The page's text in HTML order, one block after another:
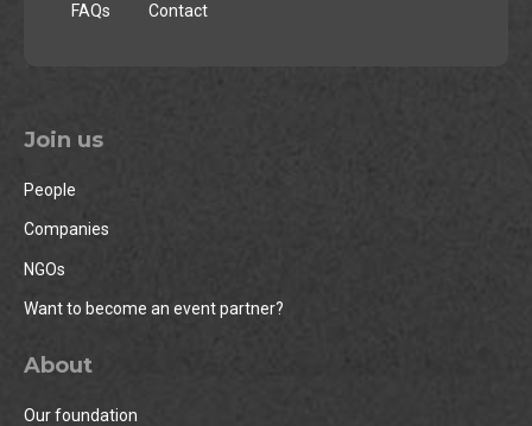
FAQs Contact
Join us
People
Companies
NGOs
Want to become an event partner?
About
Our foundation